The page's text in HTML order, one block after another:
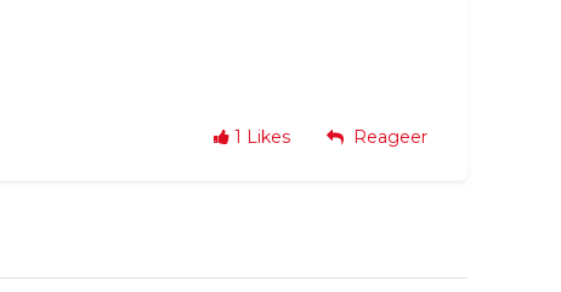
1 Likes Reageer